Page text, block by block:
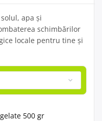
apa și
schimbărilor
locale pentru tine și